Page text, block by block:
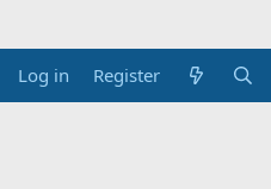
Log in Register